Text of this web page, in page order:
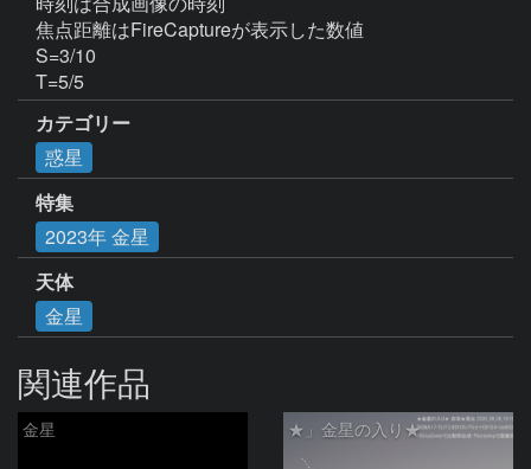
焦点距離はFireCaptureが表示した数値
S=3/10
T=5/5
カテゴリー
惑星
特集
2023年 金星
天体
金星
関連作品
金星 ★」金星の入り★